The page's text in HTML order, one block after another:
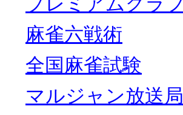
麻雀六戦術
全国麻雀試験
マルジャン放送局